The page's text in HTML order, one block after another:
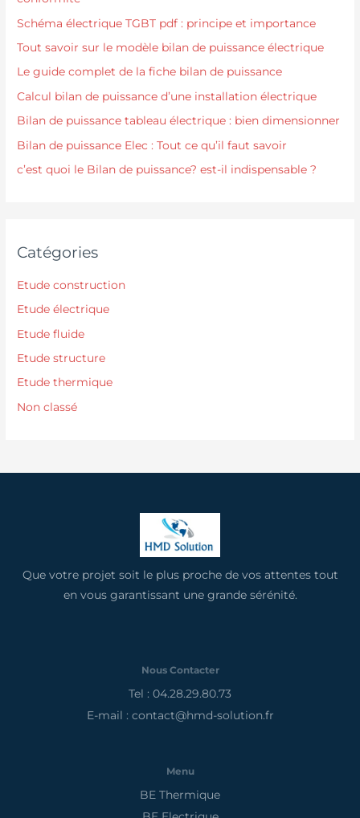
Schéma électrique TGBT pdf : principe et importance
Tout savoir sur le modèle bilan de puissance électrique
Le guide complet de la fiche bilan de puissance
Calcul bilan de puissance d’une installation électrique
Bilan de puissance tableau électrique : bien dimensionner
Bilan de puissance Elec : Tout ce qu’il faut savoir
c’est quoi le Bilan de puissance? est-il indispensable ?
Catégories
Etude construction
Etude électrique
Etude fluide
Etude structure
Etude thermique
Non classé
Que votre projet soit le plus proche de vos attentes tout
en vous garantissant une grande sérénité.
Nous Contacter
Tel : 04.28.29.80.73
E-mail : contact@hmd-solution.fr
Menu
BE Thermique